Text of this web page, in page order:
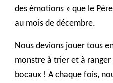
des émotions » que le
au mois de décembre.
Nous devions jouer tous
monstre à trier et à ranger
bocaux ! A chaque fois,